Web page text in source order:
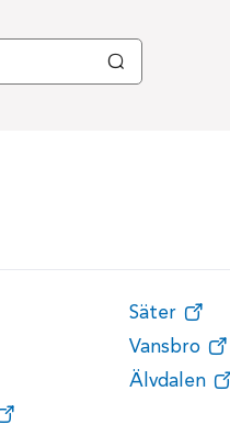
Säter
Vansbro
Älvdalen